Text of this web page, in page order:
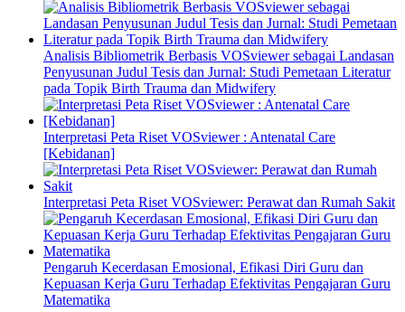
Analisis Bibliometrik Berbasis VOSviewer sebagai Landasan
Penyusunan Judul Tesis dan Jurnal: Studi Pemetaan Literatur
pada Topik Birth Trauma dan Midwifery
Interpretasi Peta Riset VOSviewer : Antenatal Care
[Kebidanan]
Interpretasi Peta Riset VOSviewer: Perawat dan Rumah Sakit
Pengaruh Kecerdasan Emosional, Efikasi Diri Guru dan
Kepuasan Kerja Guru Terhadap Efektivitas Pengajaran Guru
Matematika